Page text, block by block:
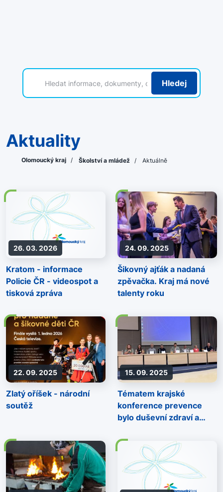
Hledej
Aktuality
Olomoucký kraj / Školství a mládež / Aktuálně
26. 03. 2026
Kratom - informace
Policie ČR - videospot a
tisková zpráva
24. 09. 2025
Šikovný ajťák a nadaná
zpěvačka. Kraj má nové
talenty roku
22. 09. 2025
Zlatý oříšek - národní
soutěž
15. 09. 2025
Tématem krajské
konference prevence
bylo duševní zdraví a